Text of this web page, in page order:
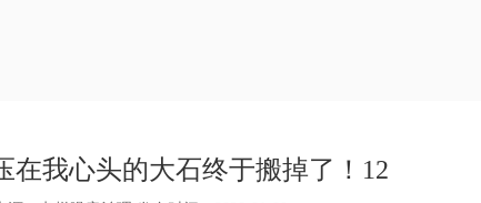
在我心头的大石终于搬掉了！12